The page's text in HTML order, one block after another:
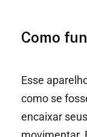
Como
Esse
como se
encaixar